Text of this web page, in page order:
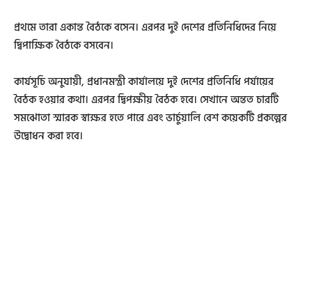
প্রথমে তারা একান্ত বৈঠকে বসেন। এরপর দুই দেশের প্রতিনিধিদের নিয়ে
দ্বিপাক্ষিক বৈঠকে বসবেন।
কার্যসূচি অনুযায়ী, প্রধানমন্ত্রী কার্যালয়ে দুই দেশের প্রতিনিধি পর্যায়ের
বৈঠক হওয়ার কথা। এরপর দ্বিপক্ষীয় বৈঠক হবে। সেখানে অন্তত চারটি
সমঝোতা স্মারক স্বাক্ষর হতে পারে এবং ভার্চুয়ালি বেশ কয়েকটি প্রকল্পের
উদ্বোধন করা হবে।